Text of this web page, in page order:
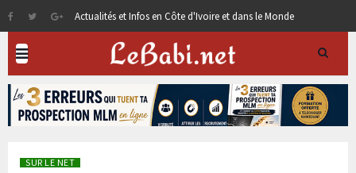
Actualités et Infos en Côte d'Ivoire et dans le Monde
SUR LE NET